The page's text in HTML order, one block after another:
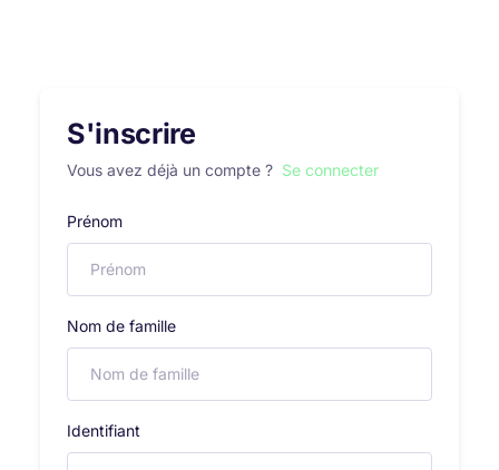
S'inscrire
Vous avez déjà un compte ? Se connecter
Prénom
Nom de famille
Identifiant